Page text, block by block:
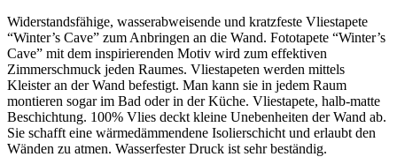
Widerstandsfähige, wasserabweisende und kratzfeste Vliestapete
“Winter’s Cave” zum Anbringen an die Wand. Fototapete “Winter’s
Cave” mit dem inspirierenden Motiv wird zum effektiven
Zimmerschmuck jeden Raumes. Vliestapeten werden mittels
Kleister an der Wand befestigt. Man kann sie in jedem Raum
montieren sogar im Bad oder in der Küche. Vliestapete, halb-matte
Beschichtung. 100% Vlies deckt kleine Unebenheiten der Wand ab.
Sie schafft eine wärmedämmendene Isolierschicht und erlaubt den
Wänden zu atmen. Wasserfester Druck ist sehr beständig.